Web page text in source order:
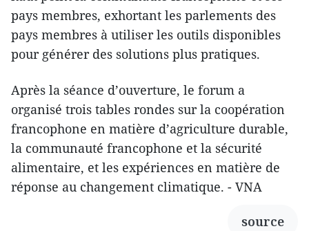
pays membres, exhortant les parlements des
pays membres à utiliser les outils disponibles
pour générer des solutions plus pratiques.
Après la séance d’ouverture, le forum a
organisé trois tables rondes sur la coopération
francophone en matière d’agriculture durable,
la communauté francophone et la sécurité
alimentaire, et les expériences en matière de
réponse au changement climatique. - VNA
source